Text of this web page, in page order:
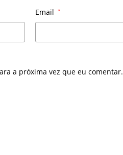
Email *
a próxima vez que eu comentar.